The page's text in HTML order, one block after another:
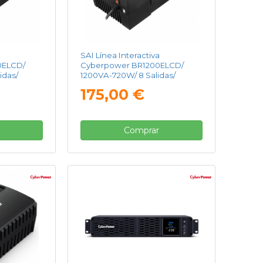
SAI Línea Interactiva
Cyberpower BR1200ELCD/
1200VA-720W/ 8 Salidas/
175,00 €
Comprar